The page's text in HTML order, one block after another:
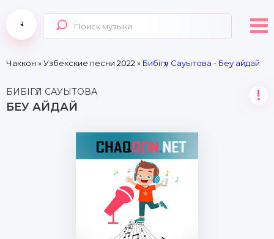
Чаккон »Узбекские песни 2022 » Бибігүл Сауытова - Беу айдай
БИБІГҮЛ САУЫТОВА
БЕУ АЙДАЙ
!